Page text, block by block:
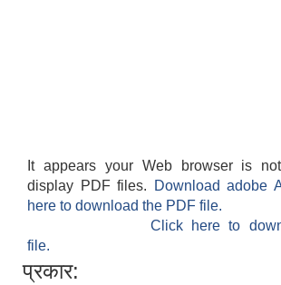
It appears your Web browser is
display PDF files.
Download adobe
here to download the PDF file.
Click here to
file.
प्रकार: